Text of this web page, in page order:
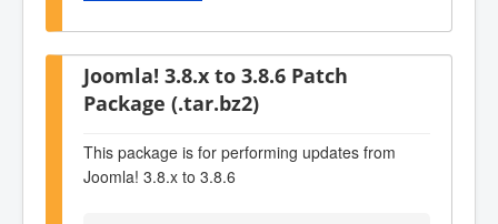
Joomla! 3.8.x to 3.8.6 Patch
Package (.tar.bz2)
This package is for performing updates from
Joomla! 3.8.x to 3.8.6